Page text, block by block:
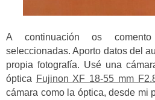
A continuación os
seleccionadas. Aporto datos del
propia fotografía. Usé una
óptica Fujinon XF 18-55 mm
cámara como la óptica, desde mi